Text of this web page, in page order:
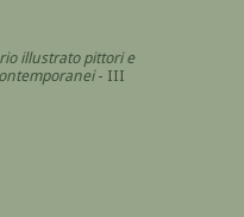
illustrato pittori e
- III